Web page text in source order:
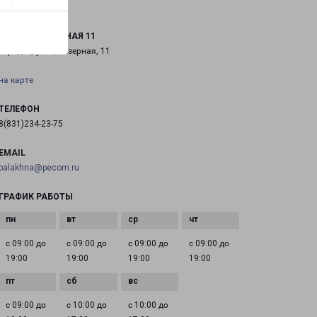
ОЗЕРНАЯ 11
улица Озерная, 11
карте
23-75
РАБОТЫ
с 09:00 до
19:00
с 09:00 до
19:00
с 09:00 до
19:00
с 09:00 до
19:00
с 09:00 до
с 10:00 до
с 10:00 до